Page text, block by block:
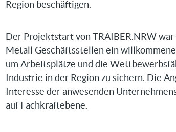
Region beschäftigen.
Der Projektstart von TRAIBER.NRW
Metall Geschäftsstellen ein
um Arbeitsplätze und die
Industrie in der Region zu sichern. Die
Interesse der anwesenden
auf Fachkraftebene.